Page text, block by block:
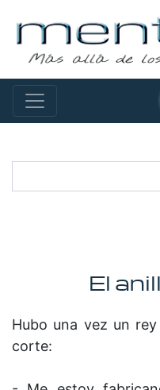
El
Hubo una vez un
corte: